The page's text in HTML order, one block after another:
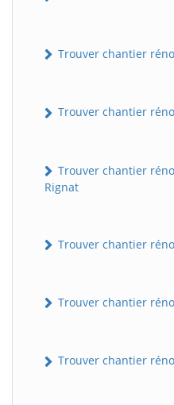
Trouver chantier
Trouver chantier
Trouver chantier
Rignat
Trouver chantier
Trouver chantier
Trouver chantier